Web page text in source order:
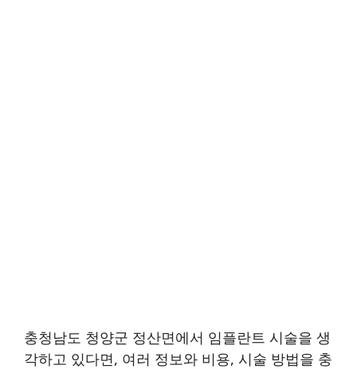
충청남도 청양군 정산면에서 임플란트 시술을 생
각하고 있다면, 여러 정보와 비용, 시술 방법을 충